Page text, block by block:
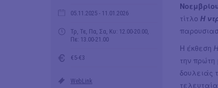
05.11.2025 - 11.01.2026
Τρ, Τε, Πα, Σα, Κυ: 12.00-20.00,
Πε: 13.00-21.00
€5-€3
WebLink
τίτλο Η
Η έκθεση
την
δουλειάς